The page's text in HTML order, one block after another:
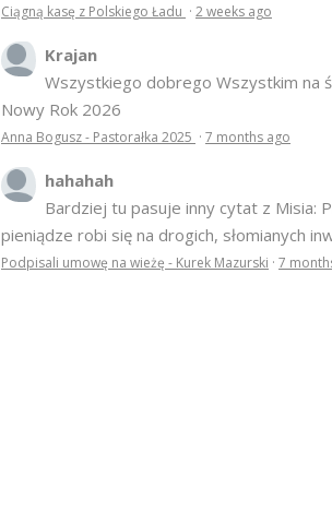
Ciągną kasę z Polskiego Ładu · 2 weeks ago
Krajan
Wszystkiego dobrego Wszystkim na
Nowy Rok 2026
Anna Bogusz - Pastorałka 2025 · 7 months ago
hahahah
Bardziej tu pasuje inny cytat z Misia:
pieniądze robi się na drogich, słomianych
Podpisali umowę na wieżę - Kurek Mazurski · 7